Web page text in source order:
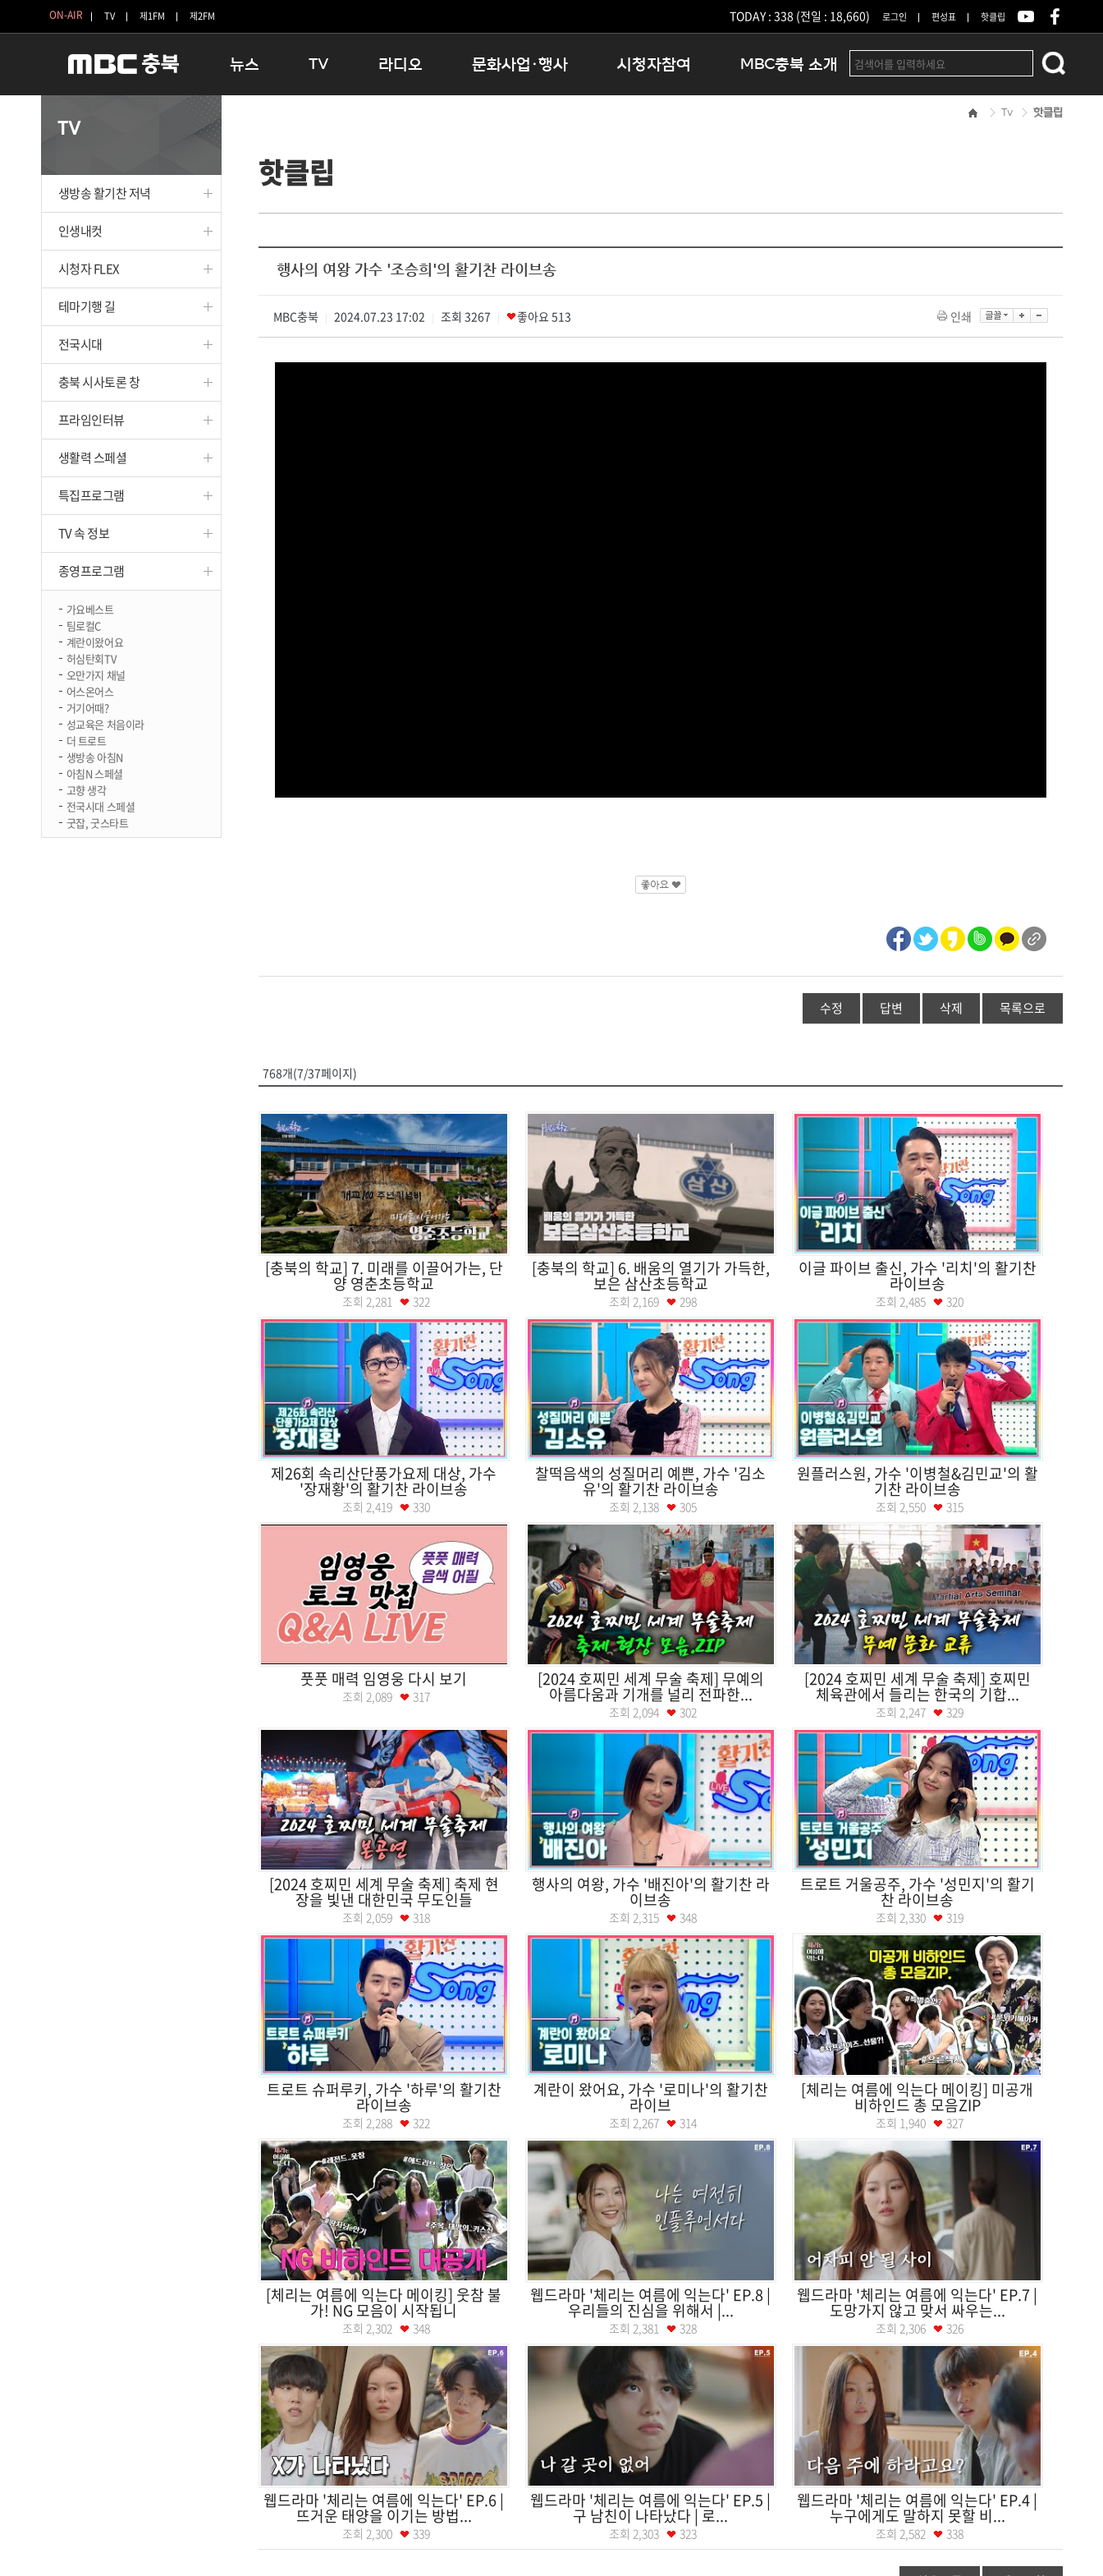
ON-AIR TV 제1FM 제2FM TODAY : 338 (전일 : 18,660) 로그인 편성표 핫클립
뉴스
보은
옥천
TV
인생내컷
테마기행 길
시청자 FLEX
특집프로그램
종영프로그램
라디오 문화사업·행사
충청북도 음식문화페스타
청원생명쌀 대청호마라톤
로컬 콘텐츠 Hub
문화행사 아카이빙
시청자참여 MBC충북 소개
오시는길
TV
생방송 활기찬 저녁
인생내컷
시청자 FLEX
테마기행 길
전국시대
충북 시사토론 창
프라임인터뷰
생활력 스페셜
특집프로그램
TV 속 정보
종영프로그램
가요베스트
팀로컬C
계란이왔어요
허심탄회TV
오만가지 채널
어스온어스
거기어때?
성교육은 처음이라
더 트로트
생방송 아침N
아침N 스페셜
고향 생각
전국시대 스페셜
굿잡, 굿스타트
Tv 핫클립
핫클립
행사의 여왕 가수 '조승희'의 활기찬 라이브송
MBC충북 2024.07.23 17:02 조회 3267 좋아요513 인쇄
수정 답변 삭제 목록으로
768개(7/37페이지)
[충북의 학교] 7. 미래를 이끌어가는, 단
양 영춘초등학교
조회 2,281 322
[충북의 학교] 6. 배움의 열기가 가득한,
보은 삼산초등학교
조회 2,169 298
이글 파이브 출신, 가수 '리치'의 활기찬
라이브송
조회 2,485 320
제26회 속리산단풍가요제 대상, 가수
'장재황'의 활기찬 라이브송
조회 2,419 330
찰떡음색의 성질머리 예쁜, 가수 '김소
유'의 활기찬 라이브송
조회 2,138 305
원플러스원, 가수 '이병철&김민교'의 활
기찬 라이브송
조회 2,550 315
풋풋 매력 임영웅 다시 보기
조회 2,089 317
[2024 호찌민 세계 무술 축제] 무예의
아름다움과 기개를 널리 전파한...
조회 2,094 302
[2024 호찌민 세계 무술 축제] 호찌민
체육관에서 들리는 한국의 기합...
조회 2,247 329
[2024 호찌민 세계 무술 축제] 축제 현
장을 빛낸 대한민국 무도인들
조회 2,059 318
행사의 여왕, 가수 '배진아'의 활기찬 라
이브송
조회 2,315 348
트로트 거울공주, 가수 '성민지'의 활기
찬 라이브송
조회 2,330 319
트로트 슈퍼루키, 가수 '하루'의 활기찬
라이브송
조회 2,288 322
계란이 왔어요, 가수 '로미나'의 활기찬
라이브
조회 2,267 314
[체리는 여름에 익는다 메이킹] 미공개
비하인드 총 모음ZIP
조회 1,940 327
[체리는 여름에 익는다 메이킹] 웃참 불
가! NG 모음이 시작됩니
조회 2,302 348
웹드라마 '체리는 여름에 익는다' EP.8 |
우리들의 진심을 위해서 |...
조회 2,381 328
웹드라마 '체리는 여름에 익는다' EP.7 |
도망가지 않고 맞서 싸우는...
조회 2,306 326
웹드라마 '체리는 여름에 익는다' EP.6 |
뜨거운 태양을 이기는 방법...
조회 2,300 339
웹드라마 '체리는 여름에 익는다' EP.5 |
구 남친이 나타났다 | 로...
조회 2,303 323
웹드라마 '체리는 여름에 익는다' EP.4 |
누구에게도 말하지 못할 비...
조회 2,582 338